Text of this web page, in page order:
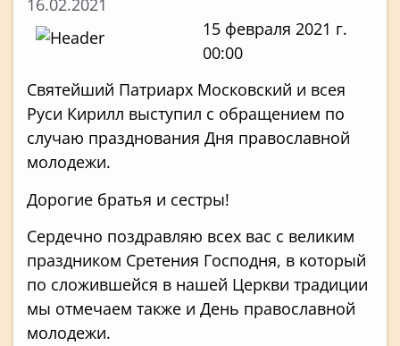
16.02.2021
15 февраля 2021 г.
00:00
Святейший Патриарх Московский и всея
Руси Кирилл выступил с обращением по
случаю празднования Дня православной
молодежи.
Дорогие братья и сестры!
Сердечно поздравляю всех вас с великим
праздником Сретения Господня, в который
по сложившейся в нашей Церкви традиции
мы отмечаем также и День православной
молодежи.